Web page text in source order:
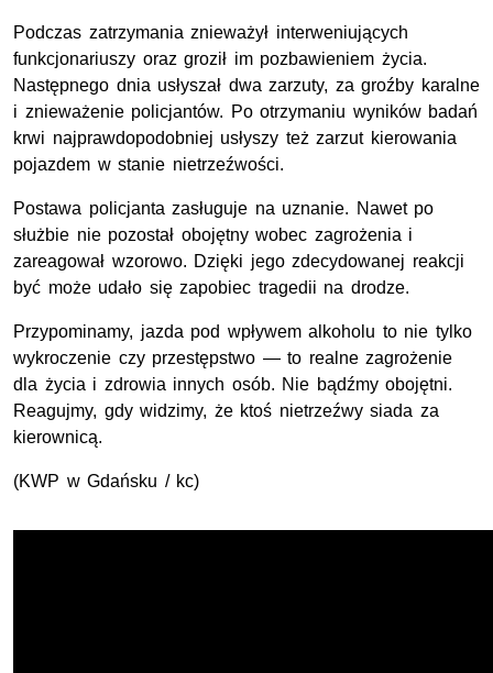
Podczas zatrzymania znieważył interweniujących
funkcjonariuszy oraz groził im pozbawieniem życia.
Następnego dnia usłyszał dwa zarzuty, za groźby karalne
i znieważenie policjantów. Po otrzymaniu wyników badań
krwi najprawdopodobniej usłyszy też zarzut kierowania
pojazdem w stanie nietrzeźwości.
Postawa policjanta zasługuje na uznanie. Nawet po
służbie nie pozostał obojętny wobec zagrożenia i
zareagował wzorowo. Dzięki jego zdecydowanej reakcji
być może udało się zapobiec tragedii na drodze.
Przypominamy, jazda pod wpływem alkoholu to nie tylko
wykroczenie czy przestępstwo — to realne zagrożenie
dla życia i zdrowia innych osób. Nie bądźmy obojętni.
Reagujmy, gdy widzimy, że ktoś nietrzeźwy siada za
kierownicą.
(KWP w Gdańsku / kc)